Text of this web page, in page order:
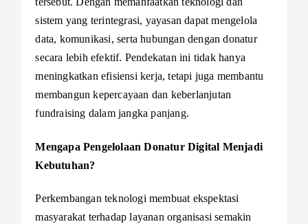
sistem yang terintegrasi, yayasan dapat mengelola
data, komunikasi, serta hubungan dengan donatur
secara lebih efektif. Pendekatan ini tidak hanya
meningkatkan efisiensi kerja, tetapi juga membantu
membangun kepercayaan dan keberlanjutan
fundraising dalam jangka panjang.
Mengapa Pengelolaan Donatur Digital Menjadi
Kebutuhan?
Perkembangan teknologi membuat ekspektasi
masyarakat terhadap layanan organisasi semakin